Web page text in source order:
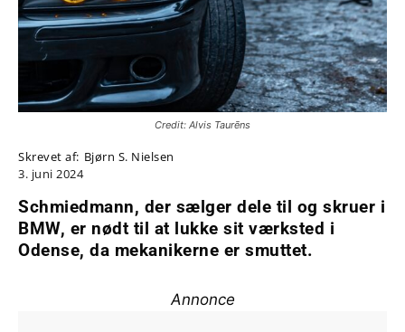
Credit: Alvis Taurēns
Skrevet af: Bjørn S. Nielsen
3. juni 2024
Schmiedmann, der sælger dele til og skruer i
BMW, er nødt til at lukke sit værksted i
Odense, da mekanikerne er smuttet.
Annonce